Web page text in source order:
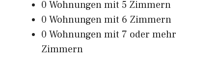
0 Wohnungen mit 5 Zimmern
0 Wohnungen mit 6 Zimmern
0 Wohnungen mit 7 oder mehr
Zimmern